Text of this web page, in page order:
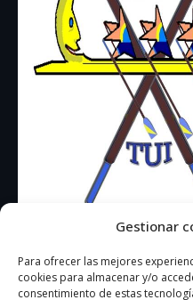
Gestionar
Para ofrecer las mejores
cookies para almacenar y/o
consentimiento de estas
Contacto